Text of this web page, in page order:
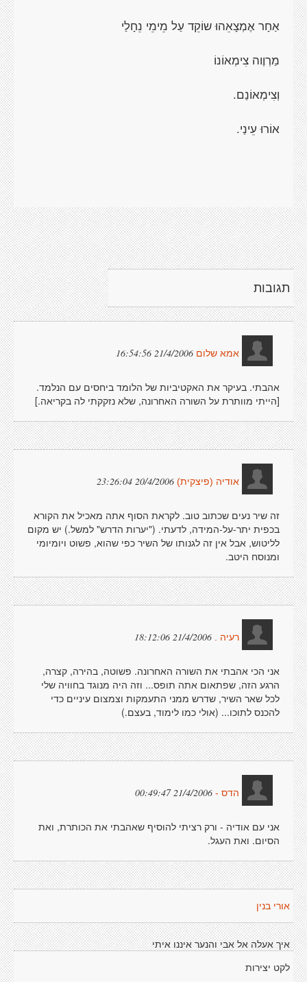
אַחָר אֶמְצָאֵהוּ שוֹקֵד עַל מֵימֵי נֵחָלַי
מַרְוֶוה צִימְאוֹנוֹ
וְצִימְאוֹנַם.
אוֹרוּ עֵינַי.
תגובות
אמא שלום 21/4/2006 16:54:56
אהבתי. בעיקר את האקטיביות של הלומד ביחסים עם הנלמד.
[הייתי מוותרת על השורה האחרונה, שלא נזקקתי לה בקריאה.]
אודיה (פיצקית) 20/4/2006 23:26:04
זה שיר נעים שכתוב טוב. לקראת הסוף אתה מאכיל את הקורא
בכפית יתר-על-המידה, לדעתי. ("יערות הדרש" למשל.) יש מקום
לליטוש, אבל אין זה לגנותו של השיר כפי שהוא, פשוט ויומיומי
ומנוסח היטב.
רעיה . 21/4/2006 18:12:06
אני הכי אהבתי את השורה האחרונה. פשוטה, בהירה, קצרה,
הרגע הזה, שפתאום אתה תופס... וזה היה מנוגד בחוויה שלי
לכל שאר השיר, שדרש ממני התעמקות וצמצום עיניים כדי
להכנס לתוכו... (אולי כמו לימוד, בעצם.)
הדס - 21/4/2006 00:49:47
אני עם אודיה - ורק רציתי להוסיף שאהבתי את הכותרת, ואת
הסיום. ואת העגל.
אורי בנין
איך אעלה אל אבי והנער איננו איתי
לקט יצירות